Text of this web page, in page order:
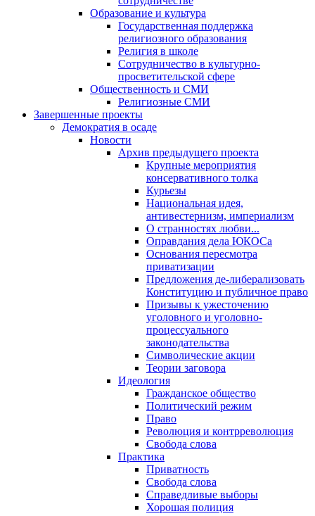
Образование и культура
Государственная поддержка
религиозного образования
Религия в школе
Сотрудничество в культурно-
просветительской сфере
Общественность и СМИ
Религиозные СМИ
Завершенные проекты
Демократия в осаде
Новости
Архив предыдущего проекта
Крупные мероприятия
консервативного толка
Курьезы
Национальная идея,
антивестернизм, империализм
О странностях любви...
Оправдания дела ЮКОСа
Основания пересмотра
приватизации
Предложения де-либерализовать
Конституцию и публичное право
Призывы к ужесточению
уголовного и уголовно-
процессуального
законодательства
Символические акции
Теории заговора
Идеология
Гражданское общество
Политический режим
Право
Революция и контрреволюция
Свобода слова
Практика
Приватность
Свобода слова
Справедливые выборы
Хорошая полиция